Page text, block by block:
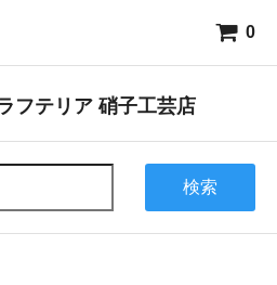
0
フテリア 硝子工芸店
検索